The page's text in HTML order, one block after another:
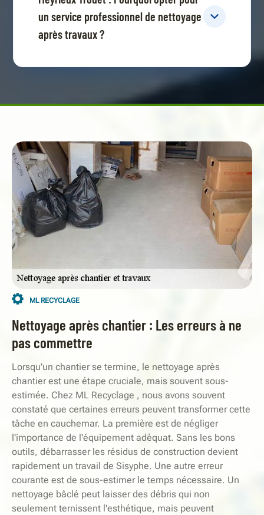
un service professionnel de nettoyage
après travaux ?
ML RECYCLAGE
Nettoyage après chantier : Les erreurs à ne
pas commettre
Lorsqu'un chantier se termine, le nettoyage après
chantier est une étape cruciale, mais souvent sous-
estimée. Chez ML Recyclage , nous avons souvent
constaté que certaines erreurs peuvent transformer cette
tâche en cauchemar. La première est de négliger
l'importance de l'équipement adéquat. Sans les bons
outils, débarrasser les résidus de construction devient
rapidement un travail de Sisyphe. Une autre erreur
courante est de sous-estimer le temps nécessaire. Un
nettoyage bâclé peut laisser des débris qui non
seulement ternissent l'esthétique, mais peuvent